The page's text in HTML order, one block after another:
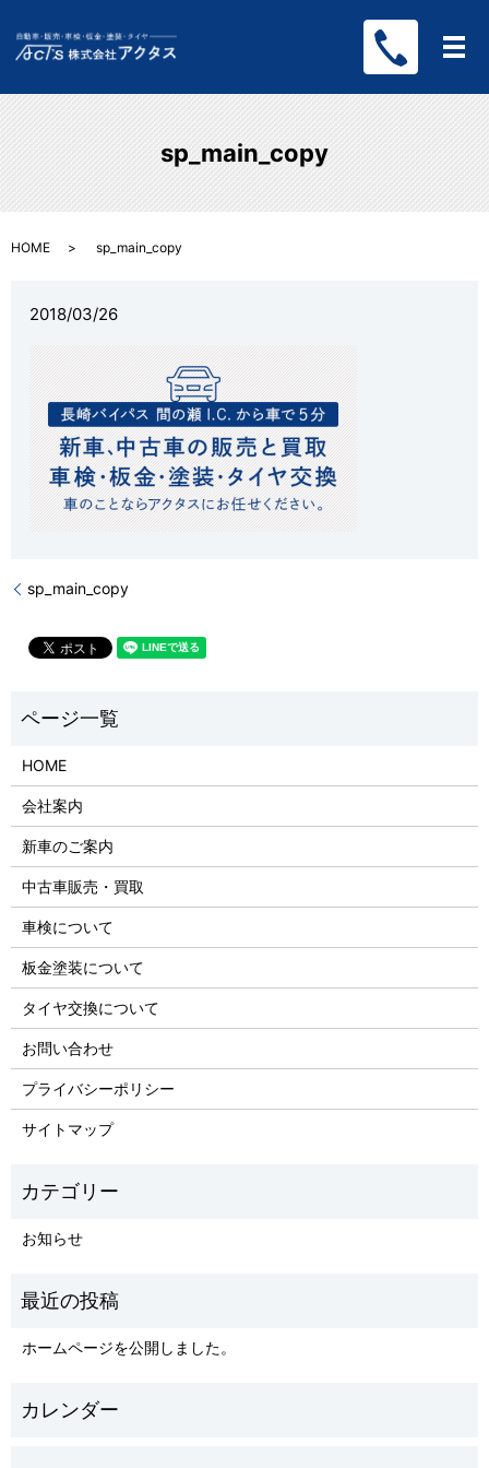
メ
sp_main_copy
HOME sp_main_copy
2018/03/26
sp_main_copy
HOME
会社案内
新車のご案内
中古車販売・買取
車検について
板金塗装について
タイヤ交換について
お問い合わせ
プライバシーポリシー
サイトマップ
お知らせ
ホームページを公開しました。